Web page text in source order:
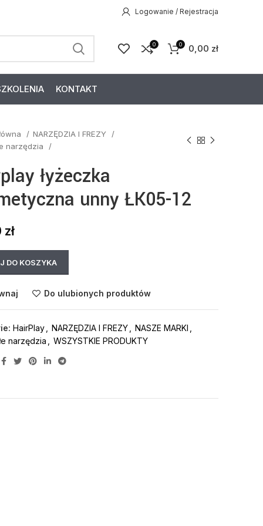
Logowanie / Rejestracja
0 0 0,00 zł
KONTAKT
NARZĘDZIA I FREZY
narzędzia
łyżeczka
unny ŁK05-12
zł
DO KOSZYKA
Do ulubionych produktów
HairPlay NARZĘDZIA I FREZY NASZE MARKI
narzędzia
WSZYSTKIE PRODUKTY